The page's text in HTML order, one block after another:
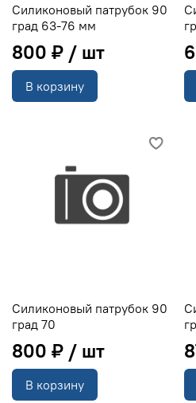
Силиконовый патрубок 90
град 63-76 мм
800 ₽
В корзину
Силиконовый патрубок 90
град 70
800 ₽
В корзину